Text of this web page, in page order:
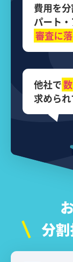
費用を分
パート
審査に
他社で
求められ
分